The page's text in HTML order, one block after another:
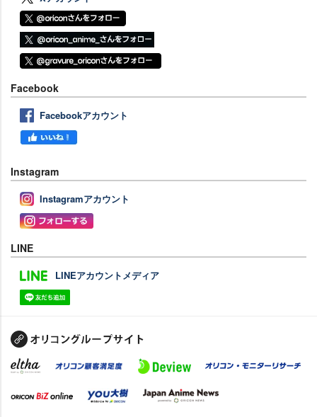
Facebook
Facebookアカウント
Instagram
Instagramアカウント
LINE
LINEアカウントメディア